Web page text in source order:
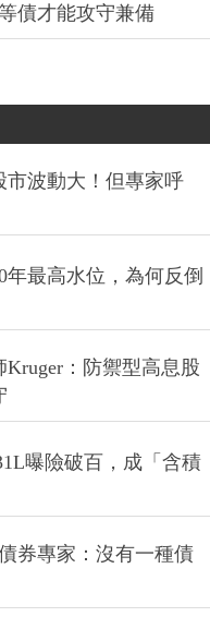
債才能攻守兼備
市波動大！但專家呼
最高水位，為何反倒
：防禦型高息股
曝險破百，成「含積
券專家：沒有一種債